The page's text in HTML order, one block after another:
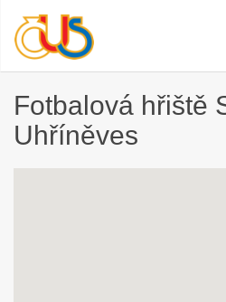
Fotbalová hřiště
Uhříněves